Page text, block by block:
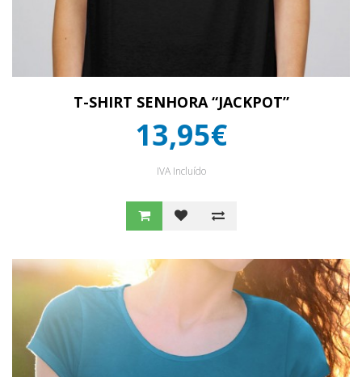
T-SHIRT SENHORA “JACKPOT”
13,95€
IVA Incluído